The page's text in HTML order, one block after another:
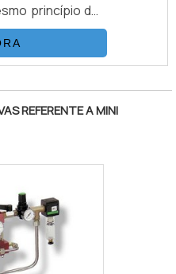
princípio de
e os
as pressões
de pistões. O
empresas que
de sopro de
por exemplo,
outras.
REFERENTE A MINI